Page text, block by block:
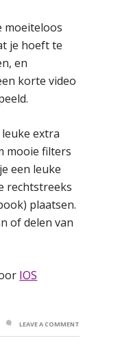
moeiteloos
je hoeft te
en
korte video
extra
mooie filters
een leuke
rechtstreeks
plaatsen.
of delen van
IOS
LEAVE A COMMENT